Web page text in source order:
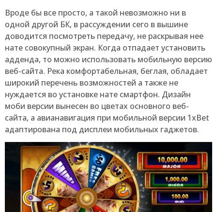
Вроде бы все просто, а такой невозможно ни в
одной другой БК, в рассуждении сего в вышине
доводится посмотреть передачу, не раскрывая нее
нате совокупный экран. Когда отпадает установить
адденда, то можно использовать мобильную версию
веб-сайта. Река комфортабельная, беглая, обладает
широкий перечень возможностей а также не
нуждается во установке нате смартфон. Дизайн
моби версии вынесен во цветах основного веб-
сайта, а авианавигация при мобильной версии 1xBet
адаптирована под дисплеи мобильных гаджетов.